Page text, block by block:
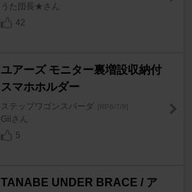
うた団長★さん
42
ユアーズ モニター裏増設収納付
スマホホルダー
ステップワゴンスパーダ [RP6/7/8]
Giiさん
5
TANABE UNDER BRACE / ア